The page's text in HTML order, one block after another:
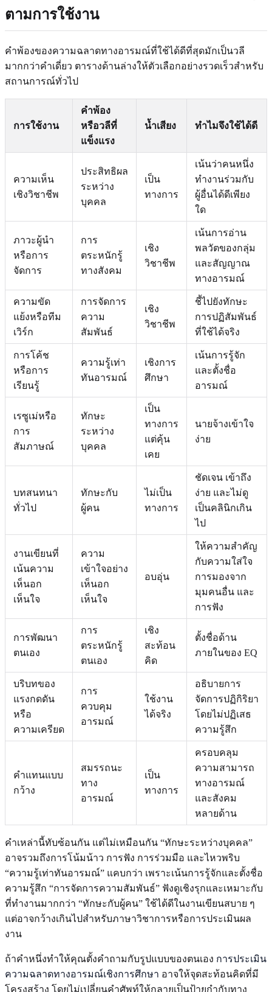
ตามการใช้งาน
คำพ้องของความฉลาดทางอารมณ์ที่ใช้ได้ดีที่สุดมักเป็นวลี
มากกว่าคำเดี่ยว ตารางด้านล่างให้ตัวเลือกอย่างรวดเร็วสำหรับ
สถานการณ์ทั่วไป
การใช้งาน
คำพ้อง
หรือวลีที่
แข็งแรง
น้ำเสียง ทำไมจึงใช้ได้ดี
ความเห็น
เชิงวิชาชีพ
ประสิทธิผล
ระหว่าง
บุคคล
เป็น
ทางการ
เน้นว่าคนหนึ่ง
ทำงานร่วมกับ
ผู้อื่นได้ดีเพียง
ใด
ภาวะผู้นำ
หรือการ
จัดการ
การ
ตระหนักรู้
ทางสังคม
เชิง
วิชาชีพ
เน้นการอ่าน
พลวัตของกลุ่ม
และสัญญาณ
ทางอารมณ์
ความขัด
แย้งหรือทีม
เวิร์ก
การจัดการ
ความ
สัมพันธ์
เชิง
วิชาชีพ
ชี้ไปยังทักษะ
การปฏิสัมพันธ์
ที่ใช้ได้จริง
การโค้ช
หรือการ
เรียนรู้
ความรู้เท่า
ทันอารมณ์
เชิงการ
ศึกษา
เน้นการรู้จัก
และตั้งชื่อ
อารมณ์
เรซูเม่หรือ
การ
สัมภาษณ์
ทักษะ
ระหว่าง
บุคคล
เป็น
ทางการ
แต่คุ้น
เคย
นายจ้างเข้าใจ
ง่าย
บทสนทนา
ทั่วไป
ทักษะกับ
ผู้คน
ไม่เป็น
ทางการ
ชัดเจน เข้าถึง
ง่าย และไม่ดู
เป็นคลินิกเกิน
ไป
งานเขียนที่
เน้นความ
เห็นอก
เห็นใจ
ความ
เข้าใจอย่าง
เห็นอก
เห็นใจ
อบอุ่น
ให้ความสำคัญ
กับความใส่ใจ
การมองจาก
มุมคนอื่น และ
การฟัง
การพัฒนา
ตนเอง
การ
ตระหนักรู้
ตนเอง
เชิง
สะท้อน
คิด
ตั้งชื่อด้าน
ภายในของ EQ
บริบทของ
แรงกดดัน
หรือ
ความเครียด
การ
ควบคุม
อารมณ์
ใช้งาน
ได้จริง
อธิบายการ
จัดการปฏิกิริยา
โดยไม่ปฏิเสธ
ความรู้สึก
คำแทนแบบ
กว้าง
สมรรถนะ
ทาง
อารมณ์
เป็น
ทางการ
ครอบคลุม
ความสามารถ
ทางอารมณ์
และสังคม
หลายด้าน
คำเหล่านี้ทับซ้อนกัน แต่ไม่เหมือนกัน “ทักษะระหว่างบุคคล”
อาจรวมถึงการโน้มน้าว การฟัง การร่วมมือ และไหวพริบ
“ความรู้เท่าทันอารมณ์” แคบกว่า เพราะเน้นการรู้จักและตั้งชื่อ
ความรู้สึก “การจัดการความสัมพันธ์” ฟังดูเชิงรุกและเหมาะกับ
ที่ทำงานมากกว่า “ทักษะกับผู้คน” ใช้ได้ดีในงานเขียนสบาย ๆ
แต่อาจกว้างเกินไปสำหรับภาษาวิชาการหรือการประเมินผล
งาน
ถ้าคำหนึ่งทำให้คุณตั้งคำถามกับรูปแบบของตนเอง การประเมิน
ความฉลาดทางอารมณ์เชิงการศึกษา อาจให้จุดสะท้อนคิดที่มี
โครงสร้าง โดยไม่เปลี่ยนคำศัพท์ให้กลายเป็นป้ายกำกับทาง